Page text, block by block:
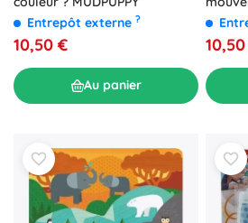
Entrepôt externe ?
10,50 €
Au panier